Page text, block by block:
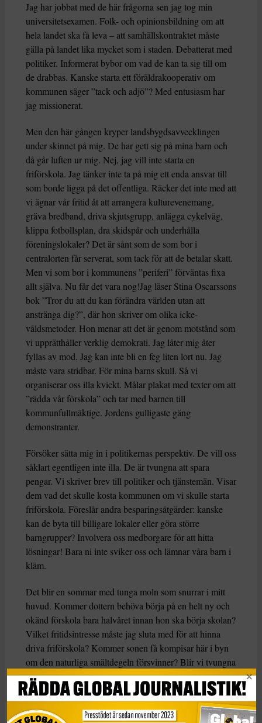
Jag har jobbat med de här frågorna sen jag tog min
universitetsexamen. Folk- och opinionsbildning om att
hela landet ska få leva – att samhällskontraktet måste
gälla på landet lika mycket som i staden. Debatterat med
politiker. Informerat bybor om vad de kan ta sig till om
de drabbas. Kanske starta ett föräldrakooperativ om
kommunen säger ”tack och adjö”? Med entusiasm har
jag missionerat.
Men den här gången kryper landsbygdsavvecklingen
under skinnet på mig. De har gett sig på mina barn och
då går luften ur mig. Nej, jag vill inte starta en
friförskola. Jag tänker inte ta på mig ett enda ansvar till
som borde ligga på det offentliga. Räcker det inte med att
vi ägnar vår fritid åt att arrangera kulturevenemang,
gräva bredband, driva skjutsgrupp, anlägga cykelväg,
klippa fotbollsplan, dra skidspår och underhålla
föreningslokaler? Det är sånt som de som bor i
centralorten får serverat, som tack för att de betalar skatt.
Men vi som bor i kommunens ”periferi” förväntas fixa
allt själva. Nu får det vara nog!Jag läser Stina Oscarssons
bok ”Tror du att du kan förändra världen utan att
anstränga dig?”, där hon skriver om olika icke-
våldsmetoder. Hon menar att det är genom motstånd som
vi upprätthåller verklig demokrati. Jag låter mig åter
fyllas av mod. Jag kan inte bli en feg liten lort nu. Jag
måste vara stridbar. För mina barns skull. Så vi
organiserar oss illa kvickt. Målar plakat med texter om att
”rädda vår förskola” och tar med barnen till
kommunfullmäktige. Jordens gulligaste gäng
demonstranter.
Försöker sätta mig in i politikernas perspektiv. De vill oss
såklart egentligen inte illa. De är tvungna att spara
pengar. Vi skriver brev till politiker och tjänstemän. Visar
dem vad det skulle kosta kommunen om vi skulle starta
friförskola. Föreslår andra besparingsåtgärder: kanske
kan de byta till billigare lokaler eller göra större
barngrupper? Involvera oss medborgare för att hitta
lösningar! Bara ni inte sviker oss och lämnar våra barn i
kläm.
Det blir en sommar med tunga moln som snurrar i mitt
huvud. Kommer dottern behöva börja på en helt ny och
okänd förskola bara halvåret innan hon ska börja skolan?
Vilket fritidsintresse måste jag sluta med för att hinna
driva friförskola? Kommer sonen få kompisar här i byn
om den naturliga smältdegeln försvinner? Blir vi tvungna
att köpa en till bil för att få ihop skjutsandet? Hoppas inte
barnen tyngs av min ångest!
Det är en sen sommarkväll och jag ska just gå och lägga